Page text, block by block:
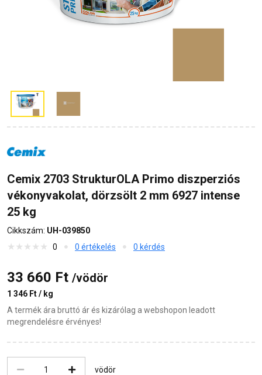
Cemix 2703 StrukturOLA Primo diszperziós
vékonyvakolat, dörzsölt 2 mm 6927 intense
25 kg
Cikkszám: UH-039850
0
0 értékelés 0 kérdés
33 660 Ft /vödör
1 346 Ft / kg
A termék ára bruttó ár és kizárólag a webshopon leadott
megrendelésre érvényes!
vödör